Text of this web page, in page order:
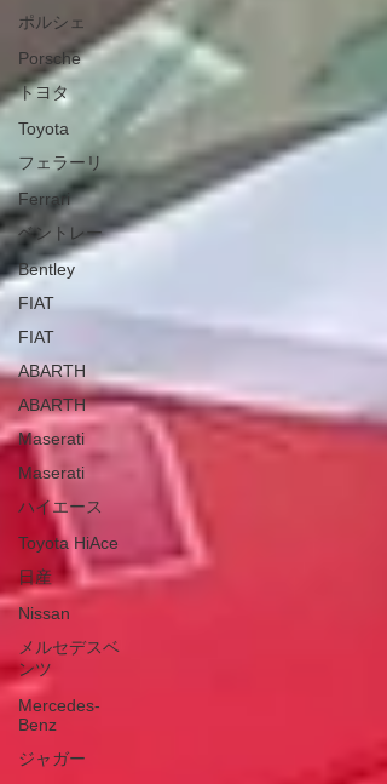
ポルシェ
Porsche
トヨタ
Toyota
フェラーリ
Ferrari
ベントレー
Bentley
FIAT
FIAT
ABARTH
ABARTH
Maserati
Maserati
ハイエース
Toyota HiAce
日産
Nissan
メルセデスベ
ンツ
Mercedes-
Benz
ジャガー